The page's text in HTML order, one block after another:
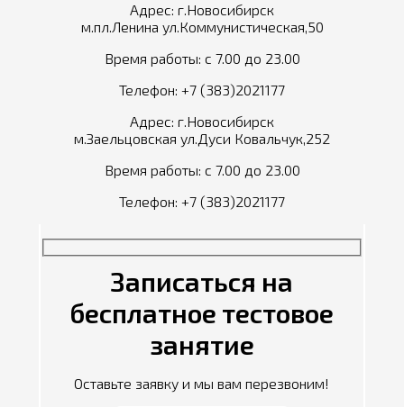
Адрес: г.Новосибирск
м.пл.Ленина ул.Коммунистическая,50
Время работы: с 7.00 до 23.00
Телефон: +7 (383)2021177
Адрес: г.Новосибирск
м.Заельцовская ул.Дуси Ковальчук,252
Время работы: с 7.00 до 23.00
Телефон: +7 (383)2021177
Записаться на
бесплатное тестовое
занятие
Оставьте заявку и мы вам перезвоним!